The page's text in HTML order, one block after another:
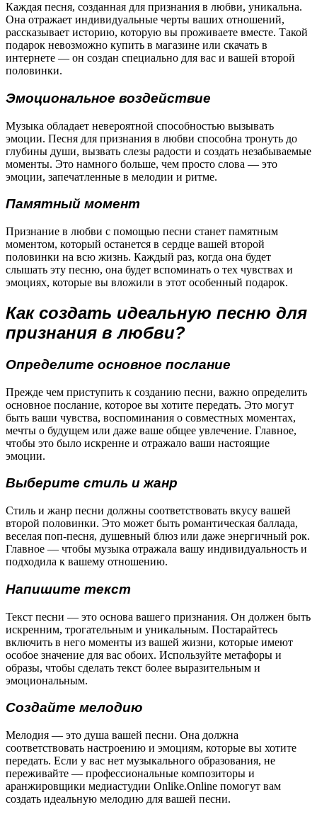
Каждая песня, созданная для признания в любви, уникальна.
Она отражает индивидуальные черты ваших отношений,
рассказывает историю, которую вы проживаете вместе. Такой
подарок невозможно купить в магазине или скачать в
интернете — он создан специально для вас и вашей второй
половинки.
Эмоциональное воздействие
Музыка обладает невероятной способностью вызывать
эмоции. Песня для признания в любви способна тронуть до
глубины души, вызвать слезы радости и создать незабываемые
моменты. Это намного больше, чем просто слова — это
эмоции, запечатленные в мелодии и ритме.
Памятный момент
Признание в любви с помощью песни станет памятным
моментом, который останется в сердце вашей второй
половинки на всю жизнь. Каждый раз, когда она будет
слышать эту песню, она будет вспоминать о тех чувствах и
эмоциях, которые вы вложили в этот особенный подарок.
Как создать идеальную песню для
признания в любви?
Определите основное послание
Прежде чем приступить к созданию песни, важно определить
основное послание, которое вы хотите передать. Это могут
быть ваши чувства, воспоминания о совместных моментах,
мечты о будущем или даже ваше общее увлечение. Главное,
чтобы это было искренне и отражало ваши настоящие
эмоции.
Выберите стиль и жанр
Стиль и жанр песни должны соответствовать вкусу вашей
второй половинки. Это может быть романтическая баллада,
веселая поп-песня, душевный блюз или даже энергичный рок.
Главное — чтобы музыка отражала вашу индивидуальность и
подходила к вашему отношению.
Напишите текст
Текст песни — это основа вашего признания. Он должен быть
искренним, трогательным и уникальным. Постарайтесь
включить в него моменты из вашей жизни, которые имеют
особое значение для вас обоих. Используйте метафоры и
образы, чтобы сделать текст более выразительным и
эмоциональным.
Создайте мелодию
Мелодия — это душа вашей песни. Она должна
соответствовать настроению и эмоциям, которые вы хотите
передать. Если у вас нет музыкального образования, не
переживайте — профессиональные композиторы и
аранжировщики медиастудии Onlike.Online помогут вам
создать идеальную мелодию для вашей песни.